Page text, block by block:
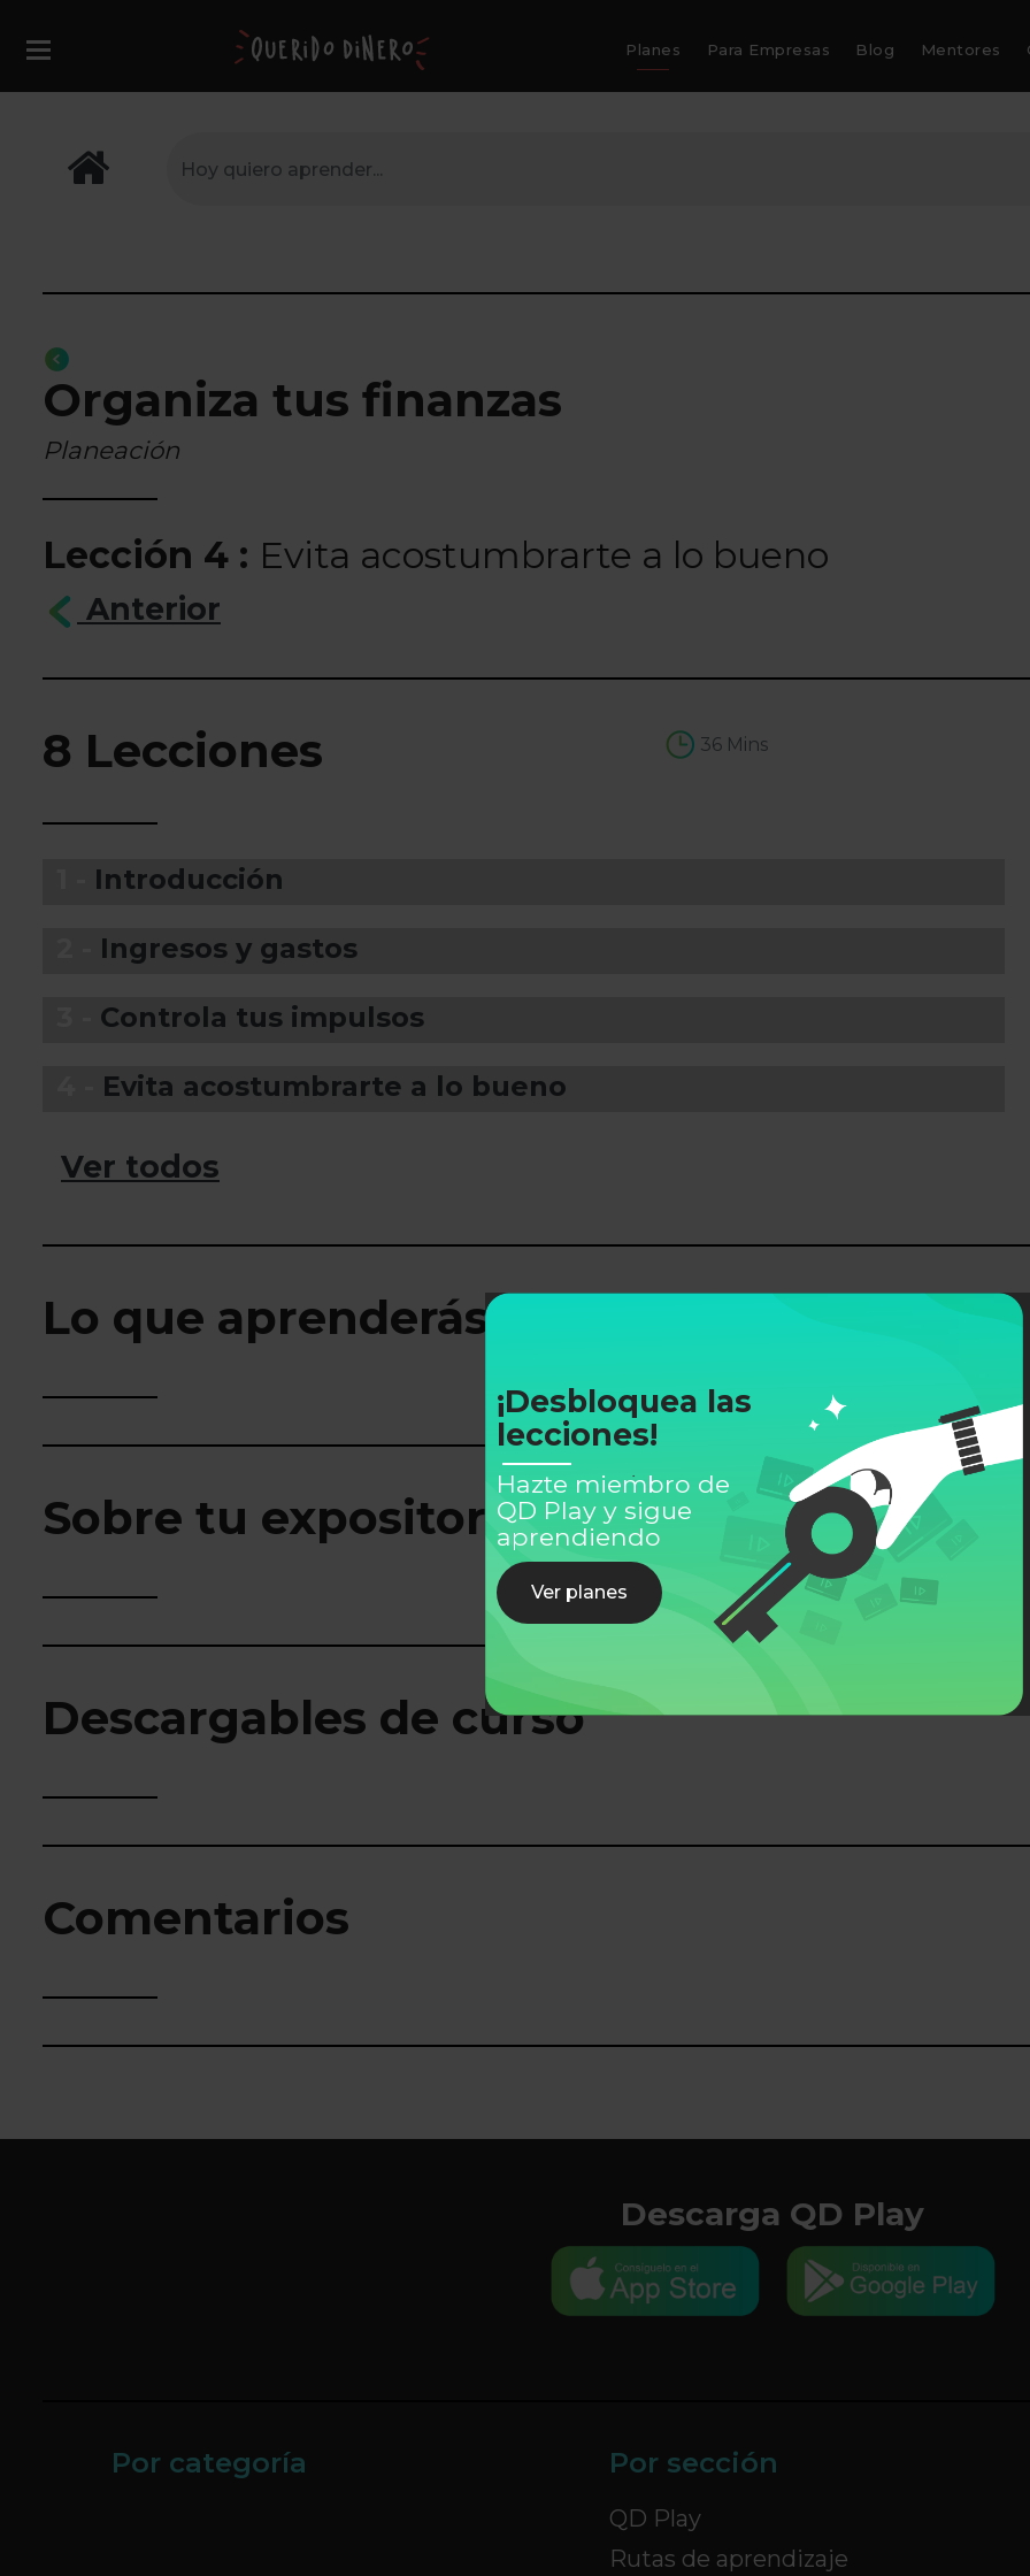
Planes Para Empresas Blog Mentores
¡Desbloquea las
lecciones!
Hazte miembro de
QD Play y sigue
aprendiendo
Ver planes
Organiza tus finanzas
Planeación
Lección 4 : Evita acostumbrarte a lo bueno
Anterior
8 Lecciones 36 Mins
Introducción
Ingresos y gastos
Controla tus impulsos
Evita acostumbrarte a lo bueno
Ver todos
Lo que aprenderás
Sobre tu expositor
Descargables de curso
Comentarios
Descarga QD Play
Por categoría Por sección
QD Play
Rutas de aprendizaje